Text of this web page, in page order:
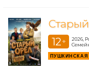
12 +
2026,
ПУШКИНСКАЯ